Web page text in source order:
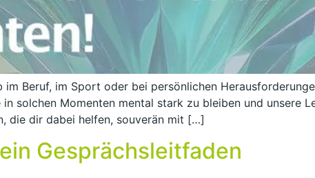
Beruf, im Sport oder bei persönlichen
solchen Momenten mental stark zu bleiben und unsere
die dir dabei helfen, souverän mit […]
Gesprächsleitfaden